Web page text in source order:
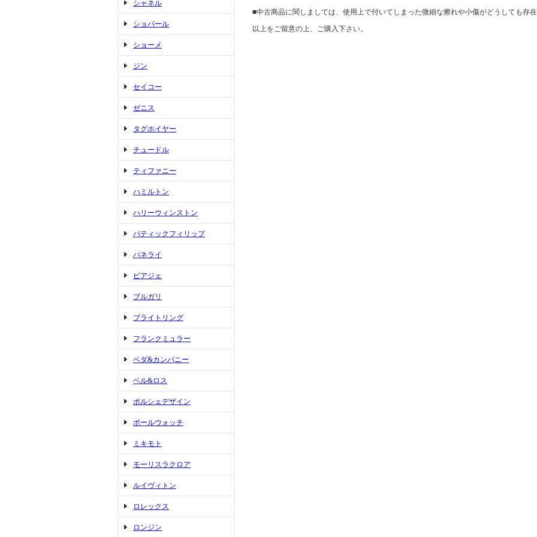
シャネル
ショパール
ショーメ
ジン
セイコー
ゼニス
タグホイヤー
チュードル
ティファニー
ハミルトン
ハリーウィンストン
パティックフィリップ
パネライ
ピアジェ
ブルガリ
ブライトリング
フランクミュラー
ベダ&カンパニー
ベル&ロス
ポルシェデザイン
ボールウォッチ
ミキモト
モーリスラクロア
ルイヴィトン
ロレックス
ロンジン
■中古商品に関しましては、使用上で付いてしまった微細な擦れや小傷がどうしても存在
以上をご留意の上、ご購入下さい。